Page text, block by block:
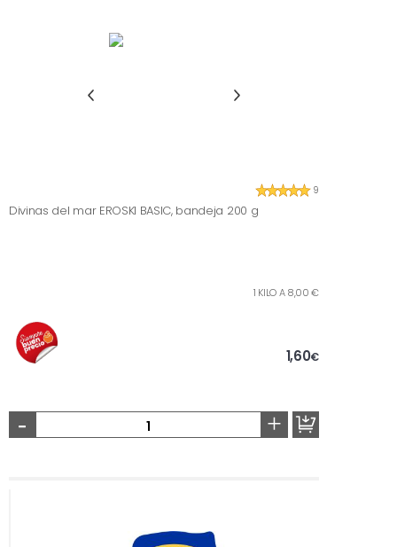
9
Divinas del mar EROSKI BASIC, bandeja 200 g
1 KILO A 8,00 €
1,60€
- +